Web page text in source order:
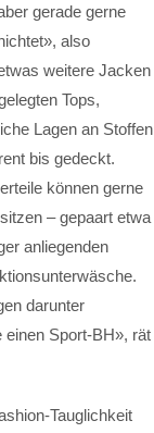
gerade gerne
also
weitere Jacken
Tops,
Lagen an Stoffen
bis gedeckt.
können gerne
– gepaart etwa
anliegenden
darunter
einen Sport-BH», rät
Tauglichkeit